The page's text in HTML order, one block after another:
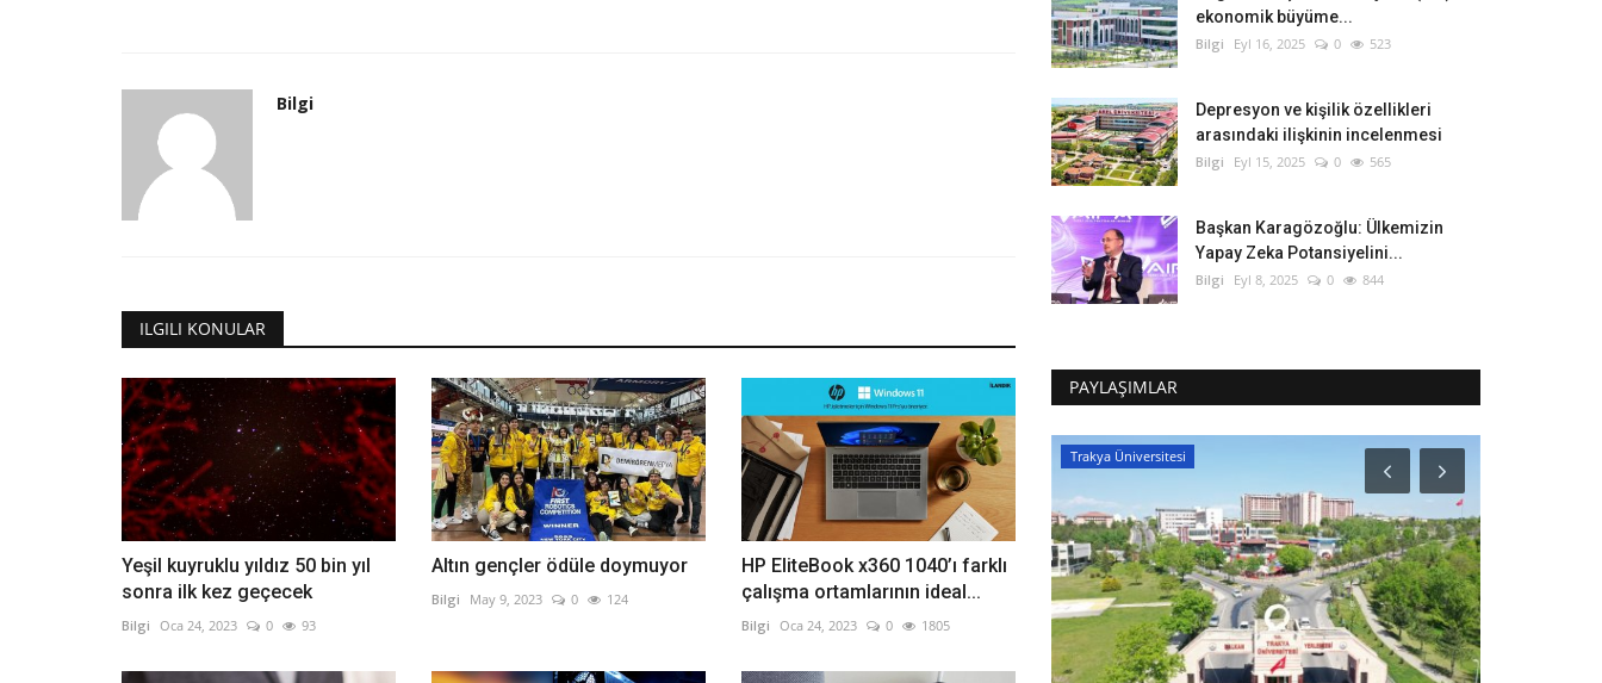
Bilgi
ILGILI KONULAR
Yeşil kuyruklu yıldız 50 bin yıl
sonra ilk kez geçecek
Bilgi Oca 24, 2023 0 93
Altın gençler ödüle doymuyor
Bilgi May 9, 2023 0 124
HP EliteBook x360 1040’ı farklı
çalışma ortamlarının ideal...
Bilgi Oca 24, 2023 0 1805
ekonomik büyüme...
Bilgi Eyl 16, 2025 0 523
Depresyon ve kişilik özellikleri
arasındaki ilişkinin incelenmesi
Bilgi Eyl 15, 2025 0 565
Başkan Karagözoğlu: Ülkemizin
Yapay Zeka Potansiyelini...
Bilgi Eyl 8, 2025 0 844
PAYLAŞIMLAR
Makaleler Dokuz Eylül Üniversitesi Trakya Üniversitesi